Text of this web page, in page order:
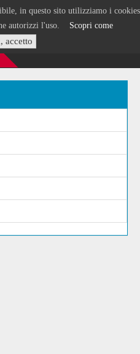
in questo sito utilizziamo i
autorizzi l'uso. Scopri come
accetto